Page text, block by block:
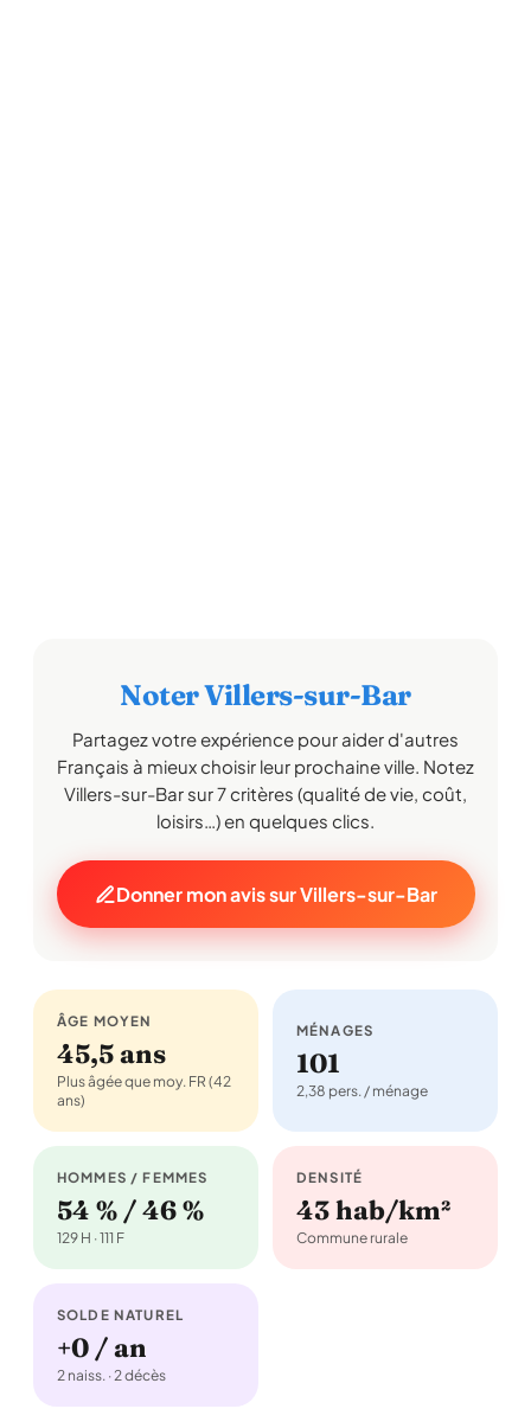
Noter Villers-sur-Bar
Partagez votre expérience pour aider d'autres
Français à mieux choisir leur prochaine ville. Notez
Villers-sur-Bar sur 7 critères (qualité de vie, coût,
loisirs…) en quelques clics.
Donner mon avis sur Villers-sur-Bar
ÂGE MOYEN
45,5 ans
Plus âgée que moy. FR (42
ans)
MÉNAGES
101
2,38 pers. / ménage
HOMMES / FEMMES
54 % / 46 %
129 H · 111 F
DENSITÉ
43 hab/km²
Commune rurale
SOLDE NATUREL
+0 / an
2 naiss. · 2 décès